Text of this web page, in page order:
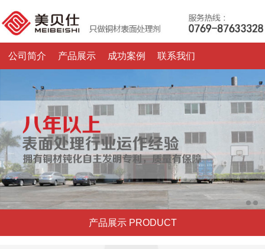
公司简介 产品展示 成功案例 联系我们
产品展示 PRODUCT